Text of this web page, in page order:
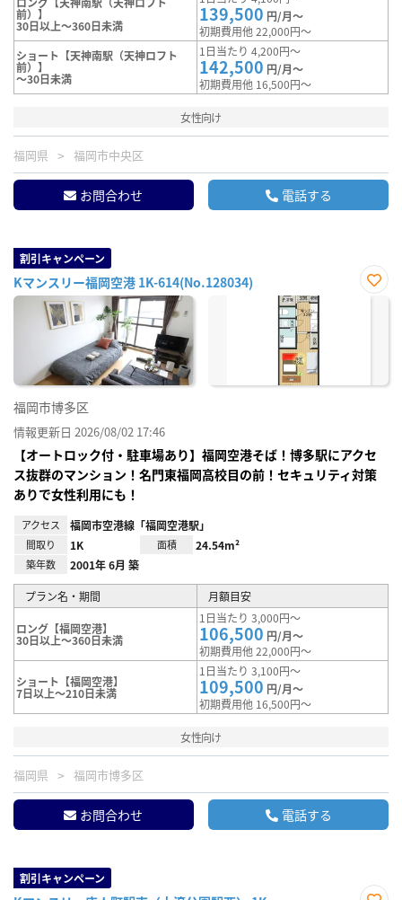
前）】
30日以上～360日未満
139,500 円/月～
初期費用他 22,000円～
ショート【天神南駅（天神ロフト
前）】
～30日未満
1日当たり 4,200円～
142,500 円/月～
初期費用他 16,500円～
女性向け
福岡県 福岡市中央区
お問合わせ 電話する
割引キャンペーン
Kマンスリー福岡空港 1K-614(No.128034)
お気
福岡市博多区
情報更新日 2026/08/02 17:46
【オートロック付・駐車場あり】福岡空港そば！博多駅にアクセ
ス抜群のマンション！名門東福岡高校目の前！セキュリティ対策
ありで女性利用にも！
アクセス 福岡市空港線「福岡空港駅」
間取り 1K 面積 24.54m²
築年数 2001年 6月 築
プラン名・期間 月額目安
ロング【福岡空港】
30日以上～360日未満
1日当たり 3,000円～
106,500 円/月～
初期費用他 22,000円～
ショート【福岡空港】
7日以上～210日未満
1日当たり 3,100円～
109,500 円/月～
初期費用他 16,500円～
女性向け
福岡県 福岡市博多区
お問合わせ 電話する
割引キャンペーン